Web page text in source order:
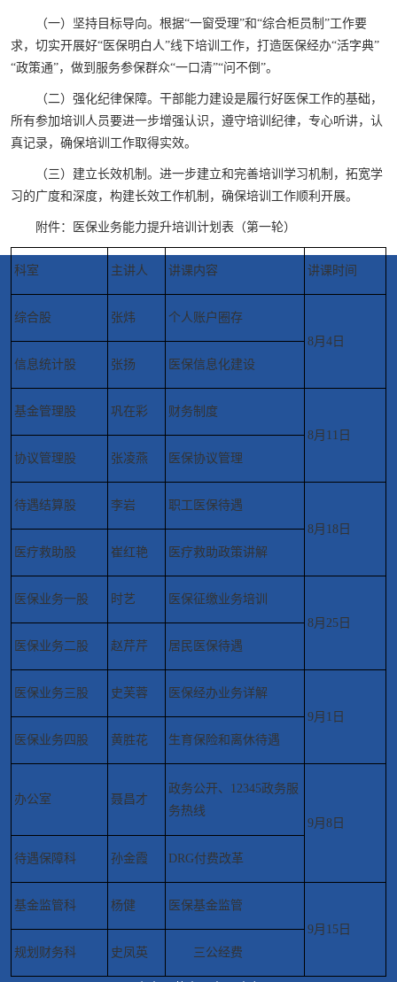
（一）坚持目标导向。根据“一窗受理”和“综合柜员制”工作要
求，切实开展好“医保明白人”线下培训工作，打造医保经办“活字典”
“政策通”，做到服务参保群众“一口清”“问不倒”。
（二）强化纪律保障。干部能力建设是履行好医保工作的基础，
所有参加培训人员要进一步增强认识，遵守培训纪律，专心听讲，认
真记录，确保培训工作取得实效。
（三）建立长效机制。进一步建立和完善培训学习机制，拓宽学
习的广度和深度，构建长效工作机制，确保培训工作顺利开展。
附件：医保业务能力提升培训计划表（第一轮）
科室 主讲人 讲课内容 讲课时间
综合股 张炜
个人账户圈存
8月4日
信息统计股
张扬 医保信息化建设
基金管理股 巩在彩
财务制度
8月11日
协议管理股
张凌燕 医保协议管理
待遇结算股 李岩
职工医保待遇
8月18日
医疗救助股
崔红艳 医疗救助政策讲解
医保业务一股 时艺
医保征缴业务培训
8月25日
医保业务二股
赵芹芹 居民医保待遇
医保业务三股 史芙蓉
医保经办业务详解
9月1日
医保业务四股
黄胜花 生育保险和离休待遇
办公室 聂昌才
政务公开、12345政务服
务热线
9月8日
待遇保障科 孙金霞 DRG付费改革
基金监管科 杨健
医保基金监管
9月15日
规划财务科
史凤英 三公经费